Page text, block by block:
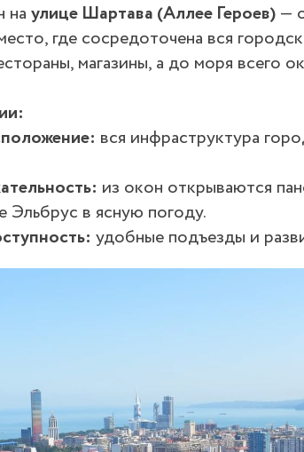
на улице Шартава (Аллее Героев) —
где сосредоточена вся
магазины, а до моря всего
вся инфраструктура
из окон открываются
Эльбрус в ясную погоду.
удобные подъезды и